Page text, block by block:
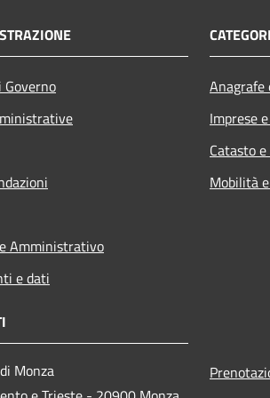
Governo
Amministrativo
e dati
Imprese
Catasto
Mobilità
Monza